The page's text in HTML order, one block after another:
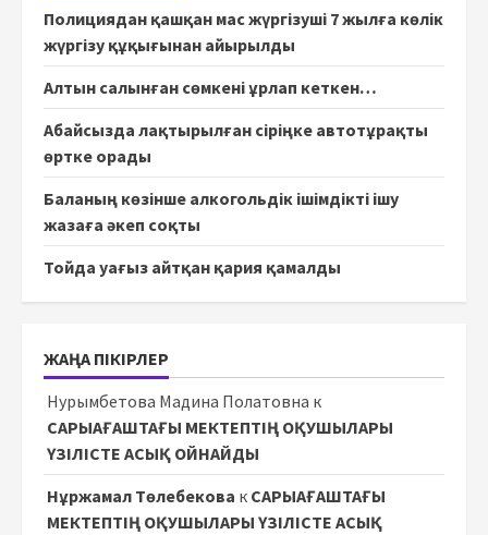
Полициядан қашқан мас жүргізуші 7 жылға көлік
жүргізу құқығынан айырылды
Алтын салынған сөмкені ұрлап кеткен…
Абайсызда лақтырылған сіріңке автотұрақты
өртке орады
Баланың көзінше алкогольдік ішімдікті ішу
жазаға әкеп соқты
Тойда уағыз айтқан қария қамалды
ЖАҢА ПІКІРЛЕР
Нурымбетова Мадина Полатовна к
САРЫАҒАШТАҒЫ МЕКТЕПТІҢ ОҚУШЫЛАРЫ
ҮЗІЛІСТЕ АСЫҚ ОЙНАЙДЫ
Нұржамал Төлебекова к САРЫАҒАШТАҒЫ
МЕКТЕПТІҢ ОҚУШЫЛАРЫ ҮЗІЛІСТЕ АСЫҚ